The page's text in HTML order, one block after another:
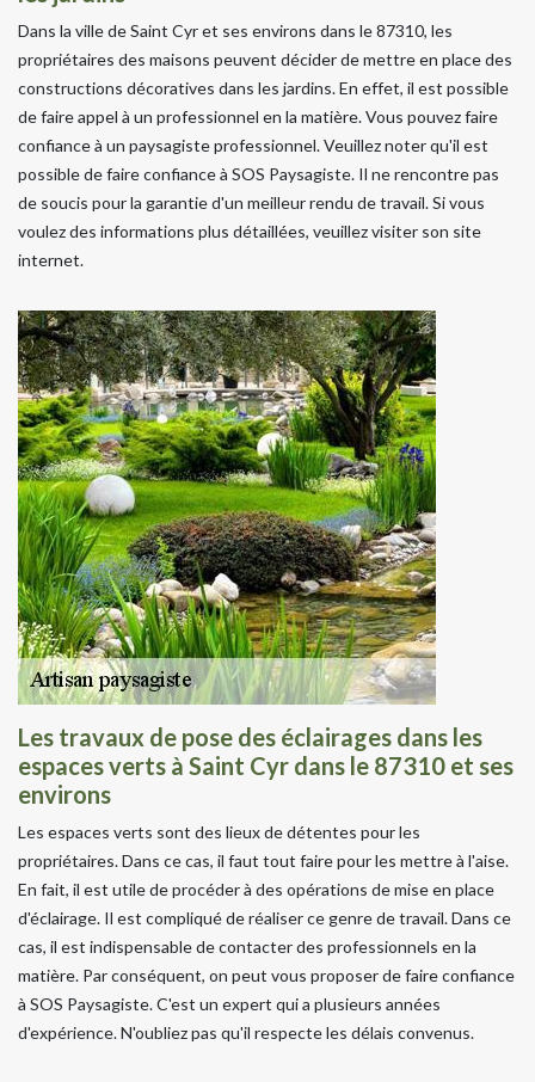
Dans la ville de Saint Cyr et ses environs dans le 87310, les
propriétaires des maisons peuvent décider de mettre en place des
constructions décoratives dans les jardins. En effet, il est possible
de faire appel à un professionnel en la matière. Vous pouvez faire
confiance à un paysagiste professionnel. Veuillez noter qu'il est
possible de faire confiance à SOS Paysagiste. Il ne rencontre pas
de soucis pour la garantie d'un meilleur rendu de travail. Si vous
voulez des informations plus détaillées, veuillez visiter son site
internet.
Les travaux de pose des éclairages dans les
espaces verts à Saint Cyr dans le 87310 et ses
environs
Les espaces verts sont des lieux de détentes pour les
propriétaires. Dans ce cas, il faut tout faire pour les mettre à l'aise.
En fait, il est utile de procéder à des opérations de mise en place
d'éclairage. Il est compliqué de réaliser ce genre de travail. Dans ce
cas, il est indispensable de contacter des professionnels en la
matière. Par conséquent, on peut vous proposer de faire confiance
à SOS Paysagiste. C'est un expert qui a plusieurs années
d'expérience. N'oubliez pas qu'il respecte les délais convenus.